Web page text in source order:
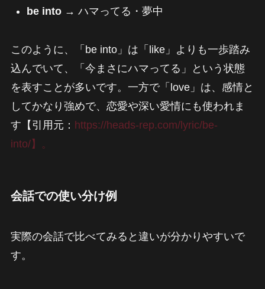
be into→ ハマってる・夢中
このように、「be into」は「like」よりも一歩踏み
込んでいて、「今まさにハマってる」という状態
を表すことが多いです。一方で「love」は、感情と
してかなり強めで、恋愛や深い愛情にも使われま
す【引用元： https://heads-rep.com/lyric/be-
into/】。
会話での使い分け例
実際の会話で比べてみると違いが分かりやすいで
す。